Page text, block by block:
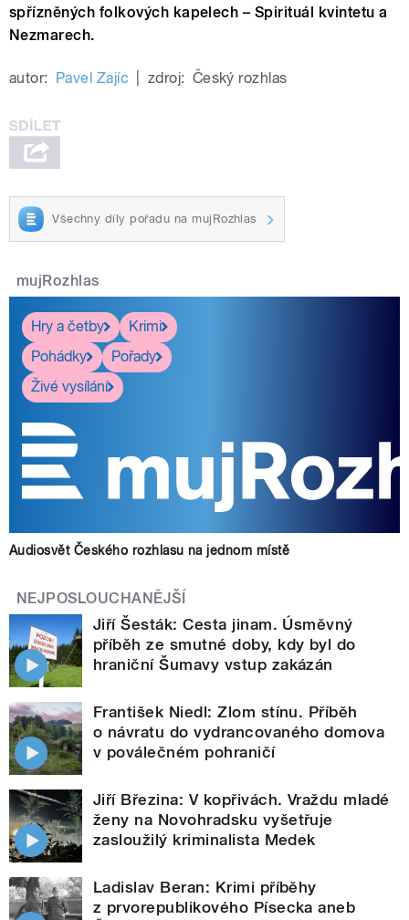
spřízněných folkových kapelech – Spirituál kvintetu a
Nezmarech.
autor: Pavel Zajíc zdroj: Český rozhlas
Všechny díly pořadu na mujRozhlas
mujRozhlas
Hry a četby
Krimi
Pohádky
Pořady
Živé vysílání
Audiosvět Českého rozhlasu na jednom místě
NEJPOSLOUCHANĚJŠÍ
Jiří Šesták: Cesta jinam. Úsměvný
příběh ze smutné doby, kdy byl do
hraniční Šumavy vstup zakázán
František Niedl: Zlom stínu. Příběh
o návratu do vydrancovaného domova
v poválečném pohraničí
Jiří Březina: V kopřivách. Vraždu mladé
ženy na Novohradsku vyšetřuje
zasloužilý kriminalista Medek
Ladislav Beran: Krimi příběhy
z prvorepublikového Písecka aneb